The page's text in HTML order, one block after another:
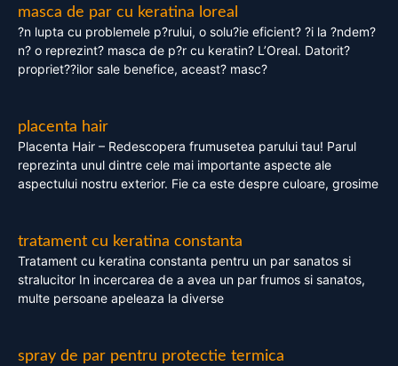
masca de par cu keratina loreal
?n lupta cu problemele p?rului, o solu?ie eficient? ?i la ?ndem?
n? o reprezint? masca de p?r cu keratin? L’Oreal. Datorit?
propriet??ilor sale benefice, aceast? masc?
placenta hair
Placenta Hair – Redescopera frumusetea parului tau! Parul
reprezinta unul dintre cele mai importante aspecte ale
aspectului nostru exterior. Fie ca este despre culoare, grosime
tratament cu keratina constanta
Tratament cu keratina constanta pentru un par sanatos si
stralucitor In incercarea de a avea un par frumos si sanatos,
multe persoane apeleaza la diverse
spray de par pentru protectie termica